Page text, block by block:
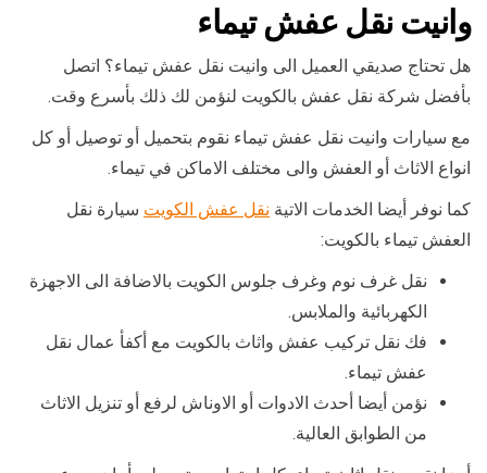
وانيت نقل عفش تيماء
هل تحتاج صديقي العميل الى وانيت نقل عفش تيماء؟ اتصل
بأفضل شركة نقل عفش بالكويت لنؤمن لك ذلك بأسرع وقت.
مع سيارات وانيت نقل عفش تيماء نقوم بتحميل أو توصيل أو كل
انواع الاثاث أو العفش والى مختلف الاماكن في تيماء.
كما نوفر أيضا الخدمات الاتية نقل عفش الكويت سيارة نقل
العفش تيماء بالكويت:
نقل غرف نوم وغرف جلوس الكويت بالاضافة الى الاجهزة
الكهربائية والملابس.
فك نقل تركيب عفش واثاث بالكويت مع أكفأ عمال نقل
عفش تيماء.
نؤمن أيضا أحدث الادوات أو الاوناش لرفع أو تنزيل الاثاث
من الطوابق العالية.